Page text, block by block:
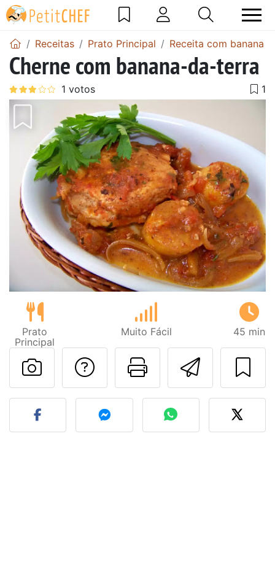
Receitas Prato Principal Receita com banana
Cherne com banana-da-terra
Prato
Principal
Muito Fácil 45 min
Imprima
Falar com o autor
Fez esta receita?